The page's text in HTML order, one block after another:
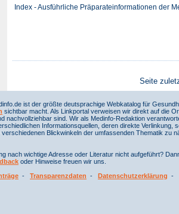
Index - Ausführliche Präparateinformationen der
Seite
ist der größte deutsprachige Webkatalog für
sichtbar macht. Als Linkportal verweisen wir direkt auf die
nachvollziehbar sind. Wir als Medinfo-Redaktion
Informationsquellen, deren direkte
Blickwinkeln der umfassenden Thematik
nach wichtige Adresse oder Literatur nicht aufgeführt?
oder Hinweise freuen wir uns.
- Transparenzdaten - Datenschutzerklärung -